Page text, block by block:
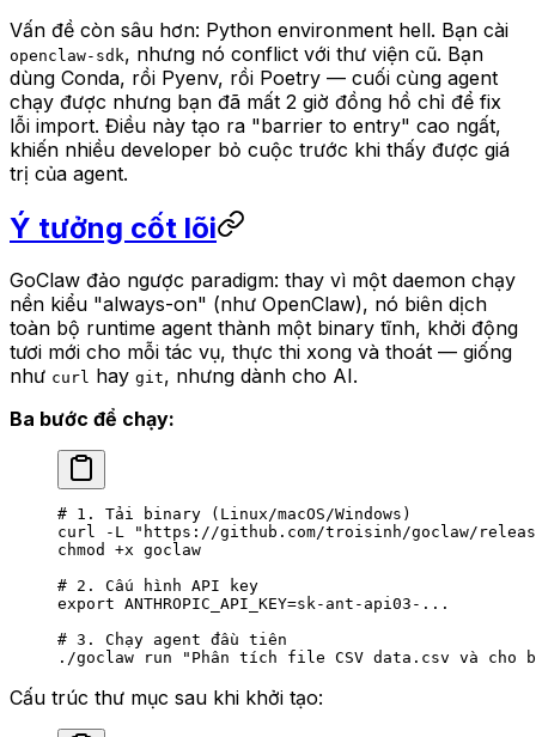
Vấn đề còn sâu hơn: Python environment hell. Bạn cài
openclaw-sdk, nhưng nó conflict với thư viện cũ. Bạn
dùng Conda, rồi Pyenv, rồi Poetry — cuối cùng agent
chạy được nhưng bạn đã mất 2 giờ đồng hồ chỉ để fix
lỗi import. Điều này tạo ra "barrier to entry" cao ngất,
khiến nhiều developer bỏ cuộc trước khi thấy được giá
trị của agent.
Ý tưởng cốt lõi
GoClaw đảo ngược paradigm: thay vì một daemon chạy
nền kiểu "always-on" (như OpenClaw), nó biên dịch
toàn bộ runtime agent thành một binary tĩnh, khởi động
tươi mới cho mỗi tác vụ, thực thi xong và thoát — giống
như curl hay git, nhưng dành cho AI.
Ba bước để chạy:
# 1. Tải binary (Linux/macOS/Windows)
curl -L "https://github.com/troisinh/goclaw/
chmod
+x goclaw
# 2. Cấu hình API key
export ANTHROPIC_API_KEY=sk-ant-api03-...
# 3. Chạy agent đầu tiên
./goclaw run "Phân tích file CSV data.csv và cho
Cấu trúc thư mục sau khi khởi tạo: